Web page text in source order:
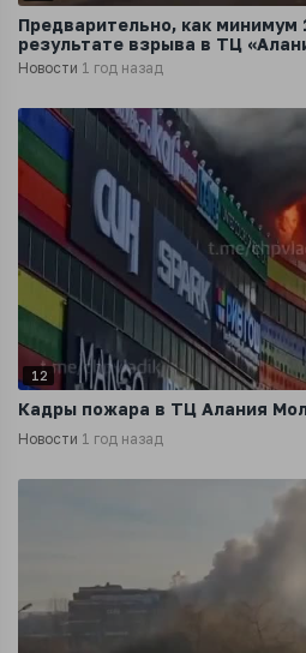
Предварительно, как минимум
результате взрыва в ТЦ
Новости 1 год назад
12
Кадры пожара в ТЦ Алания
Новости 1 год назад